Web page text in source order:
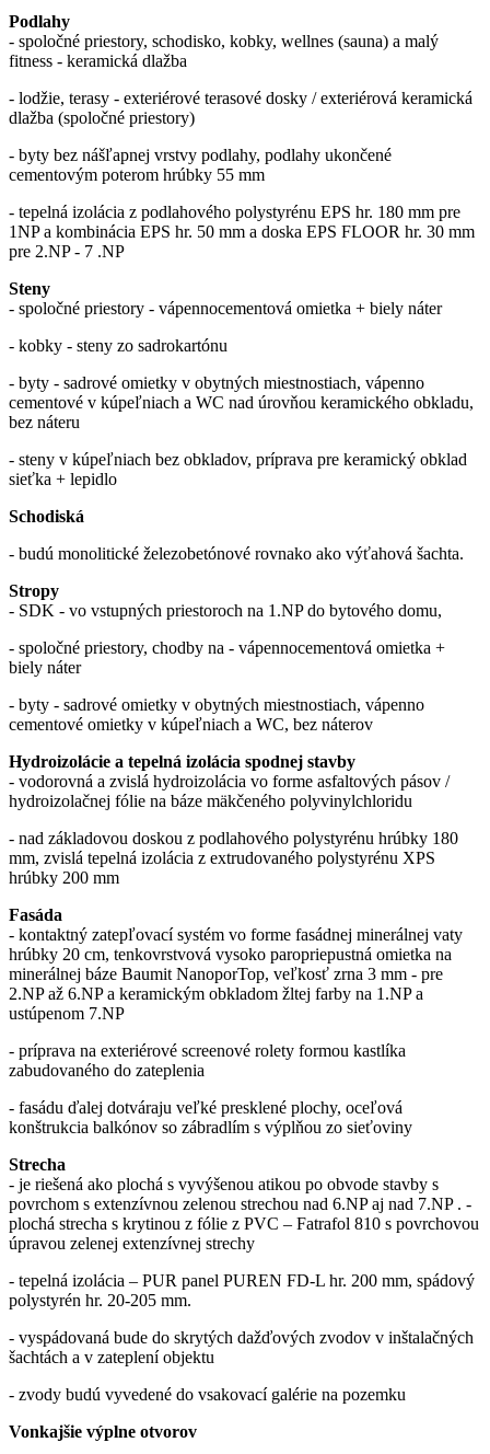
Podlahy
- spoločné priestory, schodisko, kobky, wellnes (sauna) a malý
fitness - keramická dlažba
- lodžie, terasy - exteriérové terasové dosky / exteriérová keramická
dlažba (spoločné priestory)
- byty bez nášľapnej vrstvy podlahy, podlahy ukončené
cementovým poterom hrúbky 55 mm
- tepelná izolácia z podlahového polystyrénu EPS hr. 180 mm pre
1NP a kombinácia EPS hr. 50 mm a doska EPS FLOOR hr. 30 mm
pre 2.NP - 7 .NP
Steny
- spoločné priestory - vápennocementová omietka + biely náter
- kobky - steny zo sadrokartónu
- byty - sadrové omietky v obytných miestnostiach, vápenno
cementové v kúpeľniach a WC nad úrovňou keramického obkladu,
bez náteru
- steny v kúpeľniach bez obkladov, príprava pre keramický obklad
sieťka + lepidlo
Schodiská
- budú monolitické železobetónové rovnako ako výťahová šachta.
Stropy
- SDK - vo vstupných priestoroch na 1.NP do bytového domu,
- spoločné priestory, chodby na - vápennocementová omietka +
biely náter
- byty - sadrové omietky v obytných miestnostiach, vápenno
cementové omietky v kúpeľniach a WC, bez náterov
Hydroizolácie a tepelná izolácia spodnej stavby
- vodorovná a zvislá hydroizolácia vo forme asfaltových pásov /
hydroizolačnej fólie na báze mäkčeného polyvinylchloridu
- nad základovou doskou z podlahového polystyrénu hrúbky 180
mm, zvislá tepelná izolácia z extrudovaného polystyrénu XPS
hrúbky 200 mm
Fasáda
- kontaktný zatepľovací systém vo forme fasádnej minerálnej vaty
hrúbky 20 cm, tenkovrstvová vysoko paropriepustná omietka na
minerálnej báze Baumit NanoporTop, veľkosť zrna 3 mm - pre
2.NP až 6.NP a keramickým obkladom žltej farby na 1.NP a
ustúpenom 7.NP
- príprava na exteriérové screenové rolety formou kastlíka
zabudovaného do zateplenia
- fasádu ďalej dotváraju veľké presklené plochy, oceľová
konštrukcia balkónov so zábradlím s výplňou zo sieťoviny
Strecha
- je riešená ako plochá s vyvýšenou atikou po obvode stavby s
povrchom s extenzívnou zelenou strechou nad 6.NP aj nad 7.NP . -
plochá strecha s krytinou z fólie z PVC – Fatrafol 810 s povrchovou
úpravou zelenej extenzívnej strechy
- tepelná izolácia – PUR panel PUREN FD-L hr. 200 mm, spádový
polystyrén hr. 20-205 mm.
- vyspádovaná bude do skrytých dažďových zvodov v inštalačných
šachtách a v zateplení objektu
- zvody budú vyvedené do vsakovací galérie na pozemku
Vonkajšie výplne otvorov